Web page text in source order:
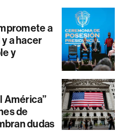
a
a hacer
y
América”
de
dudas